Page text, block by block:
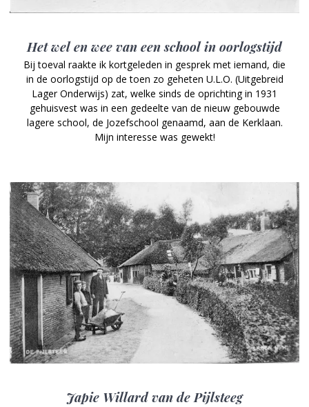
Het wel en wee van een school in oorlogstijd
Bij toeval raakte ik kortgeleden in gesprek met iemand, die
in de oorlogstijd op de toen zo geheten U.L.O. (Uitgebreid
Lager Onderwijs) zat, welke sinds de oprichting in 1931
gehuisvest was in een gedeelte van de nieuw gebouwde
lagere school, de Jozefschool genaamd, aan de Kerklaan.
Mijn interesse was gewekt!
Japie Willard van de Pijlsteeg